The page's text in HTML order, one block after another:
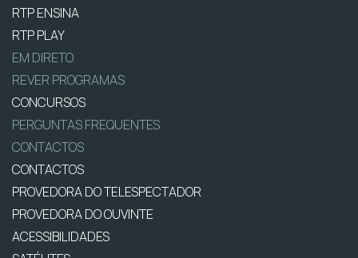
RTP ENSINA
RTP PLAY
EM DIRETO
REVER PROGRAMAS
CONCURSOS
PERGUNTAS FREQUENTES
CONTACTOS
CONTACTOS
PROVEDORA DO TELESPECTADOR
PROVEDORA DO OUVINTE
ACESSIBILIDADES